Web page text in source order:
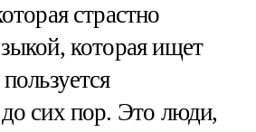
страстно
которая ищет
сих пор. Это люди,